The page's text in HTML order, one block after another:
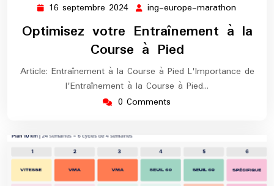
16 septembre 2024 16
septembre
2024
ing-europe-marathon
europe-
Optimisez votre Entraînement à la
Course à Pied
Article: Entraînement à la Course à Pied L'Importance de
l'Entraînement à la Course à Pied…
0 Comments